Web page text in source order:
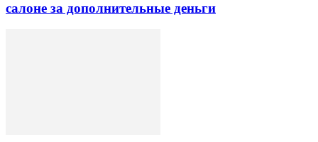
салоне за дополнительные деньги